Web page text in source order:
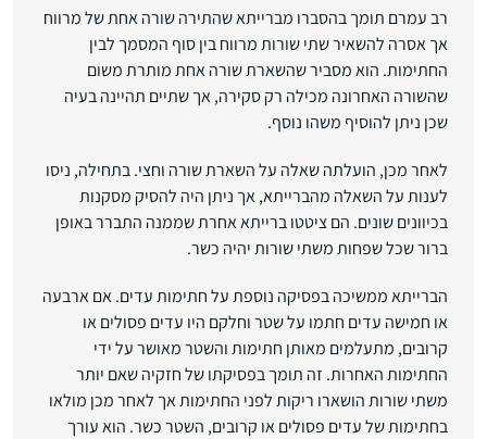
רב עמרם תומך בהסברו מברייתא שהתירה שורה אחת של מרווח
אך אסרה להשאיר שתי שורות מרווח בין סוף המסמך לבין
החתימות. הוא מסביר שהשארת שורה אחת מותרת משום
שהשורה האחרונה מכילה רק סקירה, אך שתיים תהיינה בעיה
שכן ניתן להוסיף משהו נוסף.
לאחר מכן, הועלתה שאלה על השארת שורה וחצי. בתחילה, ניסו
לענות על השאלה מהברייתא, אך ניתן היה להסיק מסקנות
בכיוונים שונים. הם ציטטו ברייתא אחרת שממנה התברר באופן
ברור שכל שפחות משתי שורות יהיה כשר.
הברייתא ממשיכה בפסיקה נוספת על חתימות עדים. אם ארבעה
או חמישה עדים חתמו על שטר וחלקם היו עדים פסולים או
קרובים, מתעלמים מאותן חתימות והשטר מאושר על ידי
החתימות האחרות. זה תומך בפסיקתו של חזקיה שאם יותר
משתי שורות הושארו ריקות לפני החתימות אך לאחר מכן מולאו
בחתימות של עדים פסולים או קרובים, השטר כשר. הוא עורך